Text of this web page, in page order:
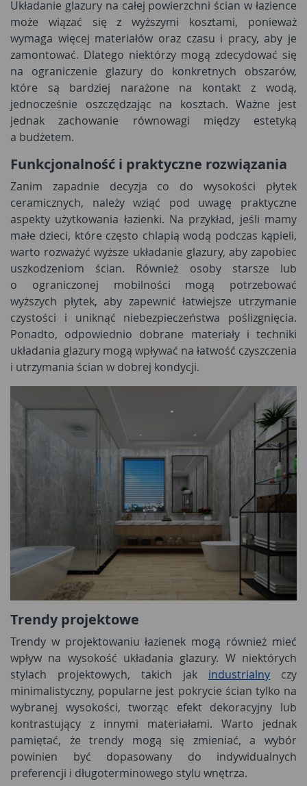
Układanie glazury na całej powierzchni ścian w łazience
może wiązać się z wyższymi kosztami, ponieważ
wymaga więcej materiałów oraz czasu i pracy, aby je
zamontować. Dlatego niektórzy mogą zdecydować się
na ograniczenie glazury do konkretnych obszarów,
które są bardziej narażone na kontakt z wodą,
jednocześnie oszczędzając na kosztach. Ważne jest
jednak zachowanie równowagi między estetyką
a budżetem.
Funkcjonalność i praktyczne rozwiązania
Zanim zapadnie decyzja co do wysokości płytek
ceramicznych, należy wziąć pod uwagę praktyczne
aspekty użytkowania łazienki. Na przykład, jeśli mamy
małe dzieci, które często chlapią wodą podczas kąpieli,
warto rozważyć wyższe układanie glazury, aby zapobiec
uszkodzeniom ścian. Również osoby starsze lub
o ograniczonej mobilności mogą potrzebować
wyższych płytek, aby zapewnić łatwiejsze utrzymanie
czystości i uniknąć niebezpieczeństwa poślizgnięcia.
Ponadto, odpowiednio dobrane materiały i techniki
układania glazury mogą wpływać na łatwość czyszczenia
i utrzymania ścian w dobrej kondycji.
Trendy projektowe
Trendy w projektowaniu łazienek mogą również mieć
wpływ na wysokość układania glazury. W niektórych
stylach projektowych, takich jak industrialny czy
minimalistyczny, popularne jest pokrycie ścian tylko na
wybranej wysokości, tworząc efekt dekoracyjny lub
kontrastujący z innymi materiałami. Warto jednak
pamiętać, że trendy mogą się zmieniać, a wybór
powinien być dopasowany do indywidualnych
preferencji i długoterminowego stylu wnętrza.